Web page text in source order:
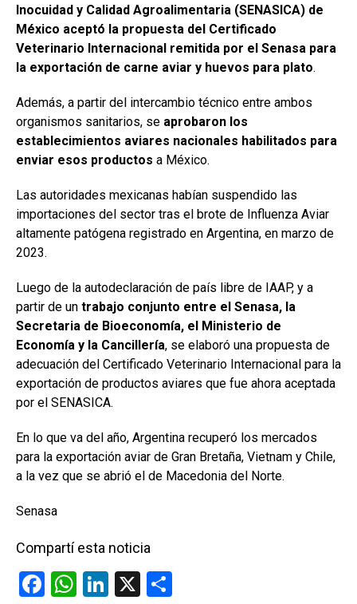
Inocuidad y Calidad Agroalimentaria (SENASICA) de
México aceptó la propuesta del Certificado
Veterinario Internacional remitida por el Senasa para
la exportación de carne aviar y huevos para plato.
Además, a partir del intercambio técnico entre ambos
organismos sanitarios, se aprobaron los
establecimientos aviares nacionales habilitados para
enviar esos productos a México.
Las autoridades mexicanas habían suspendido las
importaciones del sector tras el brote de Influenza Aviar
altamente patógena registrado en Argentina, en marzo de
2023.
Luego de la autodeclaración de país libre de IAAP, y a
partir de un trabajo conjunto entre el Senasa, la
Secretaria de Bioeconomía, el Ministerio de
Economía y la Cancillería, se elaboró una propuesta de
adecuación del Certificado Veterinario Internacional para la
exportación de productos aviares que fue ahora aceptada
por el SENASICA.
En lo que va del año, Argentina recuperó los mercados
para la exportación aviar de Gran Bretaña, Vietnam y Chile,
a la vez que se abrió el de Macedonia del Norte.
Senasa
Compartí esta noticia
F
W Li
X